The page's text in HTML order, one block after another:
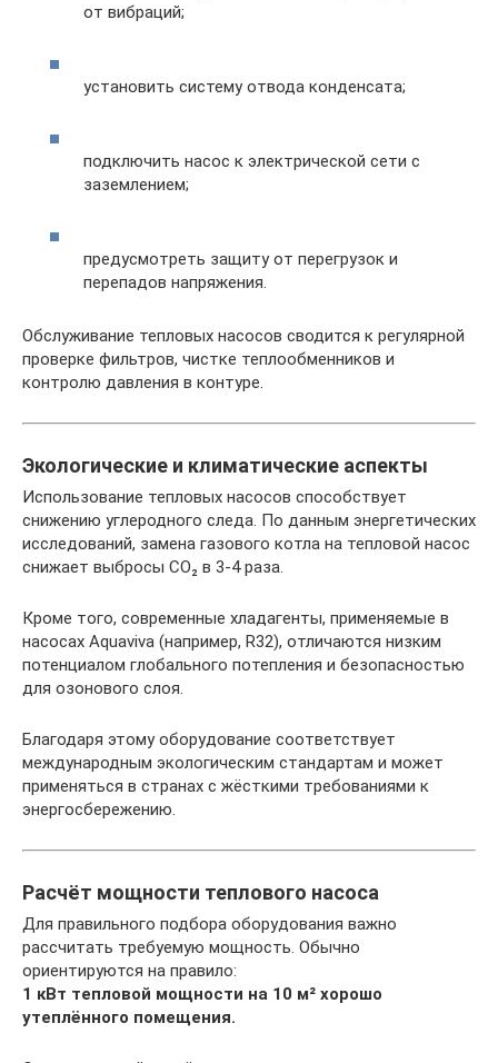
от вибраций;
установить систему отвода конденсата;
подключить насос к электрической сети с
заземлением;
предусмотреть защиту от перегрузок и
перепадов напряжения.
Обслуживание тепловых насосов сводится к регулярной
проверке фильтров, чистке теплообменников и
контролю давления в контуре.
Экологические и климатические аспекты
Использование тепловых насосов способствует
снижению углеродного следа. По данным энергетических
исследований, замена газового котла на тепловой насос
снижает выбросы CO₂ в 3-4 раза.
Кроме того, современные хладагенты, применяемые в
насосах Aquaviva (например, R32), отличаются низким
потенциалом глобального потепления и безопасностью
для озонового слоя.
Благодаря этому оборудование соответствует
международным экологическим стандартам и может
применяться в странах с жёсткими требованиями к
энергосбережению.
Расчёт мощности теплового насоса
Для правильного подбора оборудования важно
рассчитать требуемую мощность. Обычно
ориентируются на правило:
1 кВт тепловой мощности на 10 м² хорошо
утеплённого помещения.